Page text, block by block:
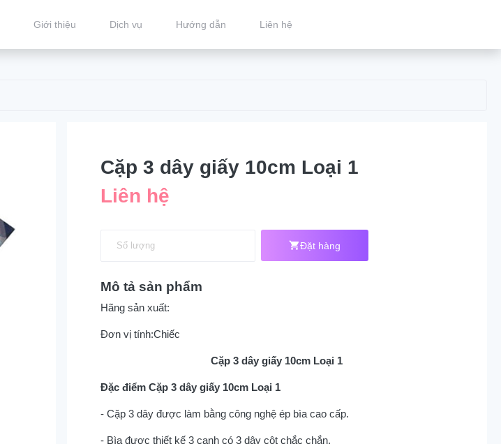
Giới thiệu Dịch vụ Hướng dẫn Liên hệ
Cặp 3 dây giấy 10cm Loại 1
Liên hệ
Đặt hàng
Mô tả sản phẩm
Hãng sản xuất:
Đơn vị tính:Chiếc
Cặp 3 dây giấy 10cm Loại 1
Đặc điểm Cặp 3 dây giấy 10cm Loại 1
- Cặp 3 dây được làm bằng công nghệ ép bìa cao cấp.
- Bìa được thiết kế 3 cạnh có 3 dây cột chắc chắn.